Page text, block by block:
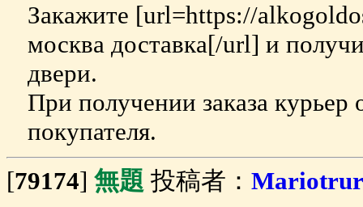
Закажите [url=https://
москва доставка[/url] и
двери.
При получении заказа курьер
покупателя.
[79174] 無題 投稿者：